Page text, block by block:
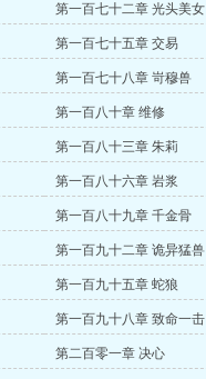
第一百七十二章 光头美女
第一百七十五章 交易
第一百七十八章 岢穆兽
第一百八十章 维修
第一百八十三章 朱莉
第一百八十六章 岩浆
第一百八十九章 千金骨
第一百九十二章 诡异猛兽
第一百九十五章 蛇狼
第一百九十八章 致命一击
第二百零一章 决心